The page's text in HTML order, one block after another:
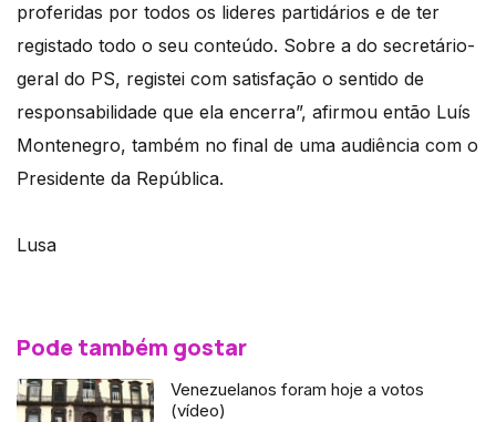
proferidas por todos os lideres partidários e de ter
registado todo o seu conteúdo. Sobre a do secretário-
geral do PS, registei com satisfação o sentido de
responsabilidade que ela encerra”, afirmou então Luís
Montenegro, também no final de uma audiência com o
Presidente da República.
Lusa
Pode também gostar
Venezuelanos foram hoje a votos
(vídeo)